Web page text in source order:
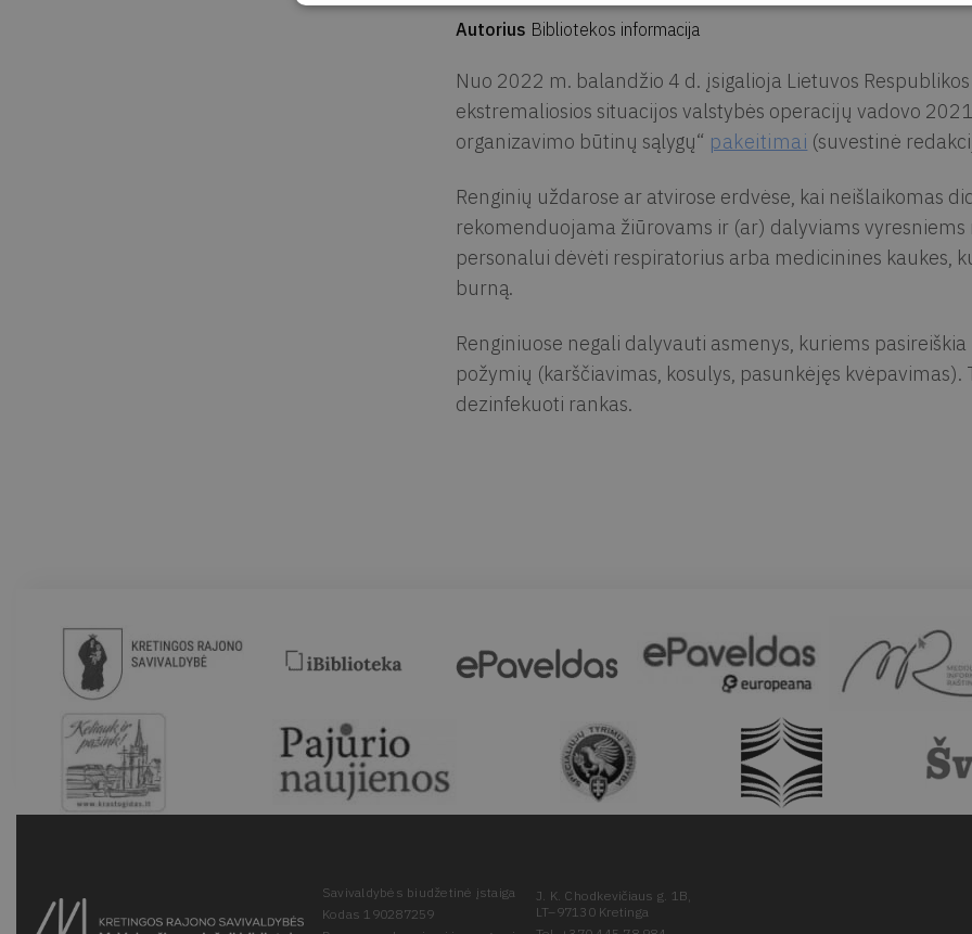
Autorius Bibliotekos informacija
Nuo 2022 m. balandžio 4 d. įsigalioja Lietuvos
ekstremaliosios situacijos valstybės operacijų vadovo
organizavimo būtinų sąlygų“ pakeitimai (suvestinė
Renginių uždarose ar atvirose erdvėse, kai neišlaikomas
rekomenduojama žiūrovams ir (ar) dalyviams
personalui dėvėti respiratorius arba medicinines kaukes,
burną.
Renginiuose negali dalyvauti asmenys, kuriems
požymių (karščiavimas, kosulys, pasunkėjęs
dezinfekuoti rankas.
Savivaldybės biudžetinė įstaiga
Kodas 190287259
J. K. Chodkevičiaus g. 1B,
LT–97130 Kretinga